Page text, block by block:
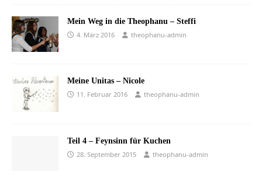
Mein Weg in die Theophanu – Steffi
4. März 2016
theophanu-admin
Meine Unitas – Nicole
11. Februar 2016
theophanu-admin
Teil 4 – Feynsinn für Kuchen
28. September 2015
theophanu-admin